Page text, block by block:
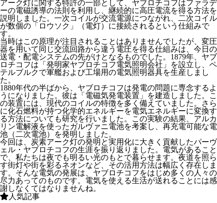
アーク灯に関する特許の一部として、ヤブロチコフはファラデ
ーの電磁誘導の法則を利用し、継続的に高圧電流を得る方法を
説明しました。一次コイルが交流電源につながれ、二次コイル
が数個の「ロウソク」（電灯）に接続されるという仕組みで
す。
当時はこの原理が注目されることはありませんでしたが、変圧
器を用いて同じ交流回路から違う電圧を得る仕組みは、今日の
送電・配電システムの先がけとなるものでした。1879年、ヤブ
ロチコフは「発明家ヤブロチコフ電気照明会社」を設立し、ペ
テルブルクで軍艦および工場用の電気照明器具を生産しまし
た。
1880年代の半ばから、ヤブロチコフは発電の問題に専念するよ
うになりました。彼は「電磁気発電装置」を建造しました。こ
の装置には、現代のコイルの特徴を多く備えていました。さら
に化石燃料が持つ化学的エネルギーを電気エネルギーに変換す
る方法についても研究を行いました。この実験の結果、アルカ
リン電解液を使ったガルヴァニ電池を考案し、再充電可能な電
池（二次電池）を発明しました。
今回は、炭素アーク灯の発明と実用化に大きく貢献したパーヴ
ェル・ヤブロチコフの生涯を振り返りました。電気があること
で、私たちは夜でも明るい光のもとで暮らせます。夜道を照ら
す街灯や街を彩るネオンなど、その活用方法は幅広く存在しま
す。そんな電気の発展は、ヤブロチコフをはじめ多くの人々の
尽力あってのものです。電気を使える生活が送れることには感
謝しなくてはなりませんね。
人気記事